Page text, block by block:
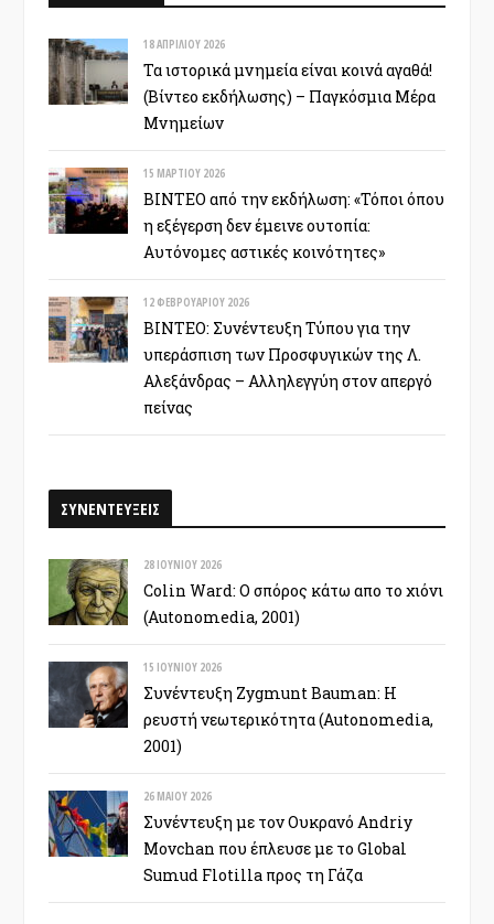
18 ΑΠΡΙΛΊΟΥ 2026
Τα ιστορικά μνημεία είναι κοινά αγαθά!
(Βίντεο εκδήλωσης) – Παγκόσμια Μέρα
Μνημείων
15 ΜΑΡΤΊΟΥ 2026
ΒΙΝΤΕΟ από την εκδήλωση: «Τόποι όπου
η εξέγερση δεν έμεινε ουτοπία:
Αυτόνομες αστικές κοινότητες»
12 ΦΕΒΡΟΥΑΡΊΟΥ 2026
ΒΙΝΤΕΟ: Συνέντευξη Τύπου για την
υπεράσπιση των Προσφυγικών της Λ.
Αλεξάνδρας – Αλληλεγγύη στον απεργό
πείνας
ΣΥΝΕΝΤΕΥΞΕΙΣ
28 ΙΟΥΝΊΟΥ 2026
Colin Ward: Ο σπόρος κάτω απο το χιόνι
(Autonomedia, 2001)
15 ΙΟΥΝΊΟΥ 2026
Συνέντευξη Zygmunt Bauman: Η
ρευστή νεωτερικότητα (Autonomedia,
2001)
26 ΜΑΪ́ΟΥ 2026
Συνέντευξη με τον Ουκρανό Andriy
Movchan που έπλευσε με το Global
Sumud Flotilla προς τη Γάζα